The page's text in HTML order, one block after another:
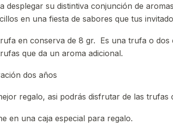
desplegar su distintiva conjunción de
en una fiesta de sabores que tus
en conserva de 8 gr. Es una trufa o
que da un aroma adicional.
dos años
regalo, asi podrás disfrutar de las trufas
en una caja especial para regalo.